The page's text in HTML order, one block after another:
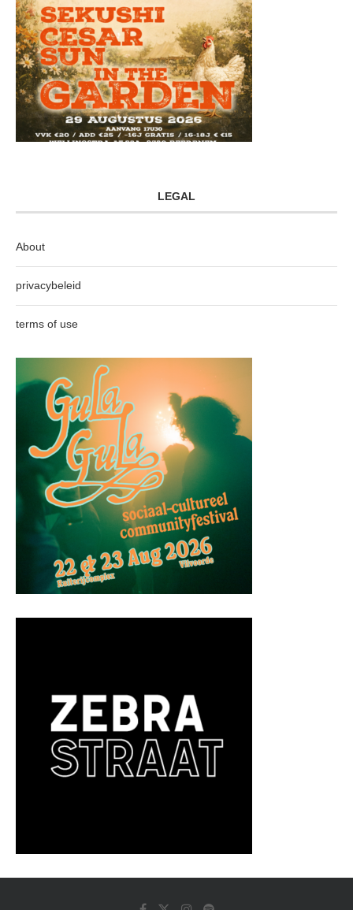
LEGAL
About
privacybeleid
terms of use